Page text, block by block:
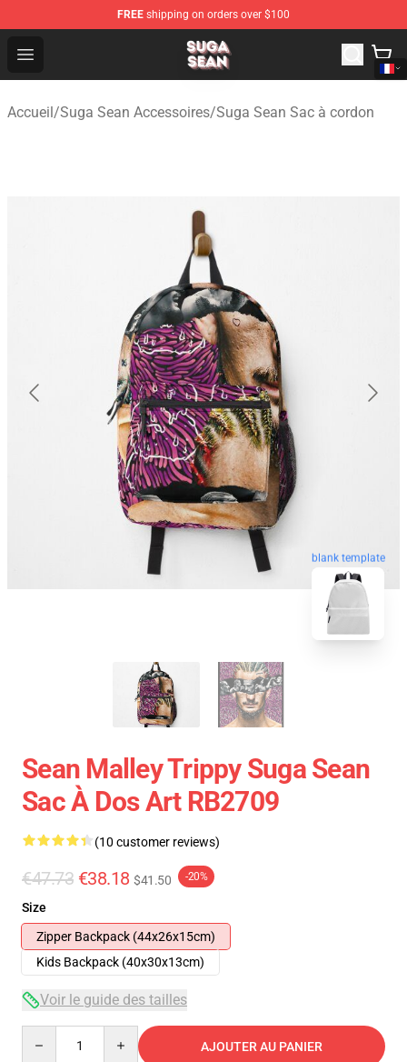
FREE shipping on orders over $100
Open menu
Suga Sean Shop - Official Suga Sean Merchandise Store
Accueil/Suga Sean Accessoires/Suga Sean Sac à cordon
blank template
Sean Malley Trippy Suga Sean
Sac À Dos Art RB2709
(10 customer reviews)
€47.73 €38.18 $41.50 -20%
Size
Zipper Backpack (44x26x15cm)
Kids Backpack (40x30x13cm)
Voir le guide des tailles
AJOUTER AU PANIER